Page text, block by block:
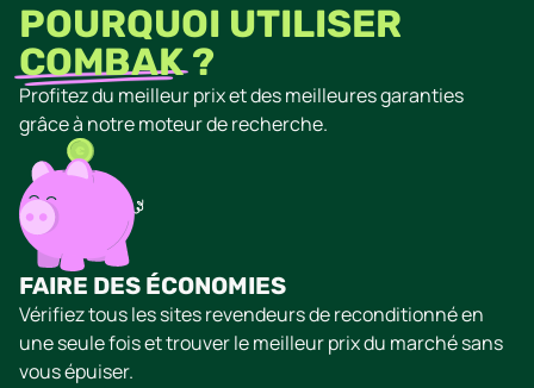
POURQUOI UTILISER
COMBAK?
Profitez du meilleur prix et des meilleures garanties
grâce à notre moteur de recherche.
FAIRE DES ÉCONOMIES
Vérifiez tous les sites revendeurs de reconditionné en
une seule fois et trouver le meilleur prix du marché sans
vous épuiser.